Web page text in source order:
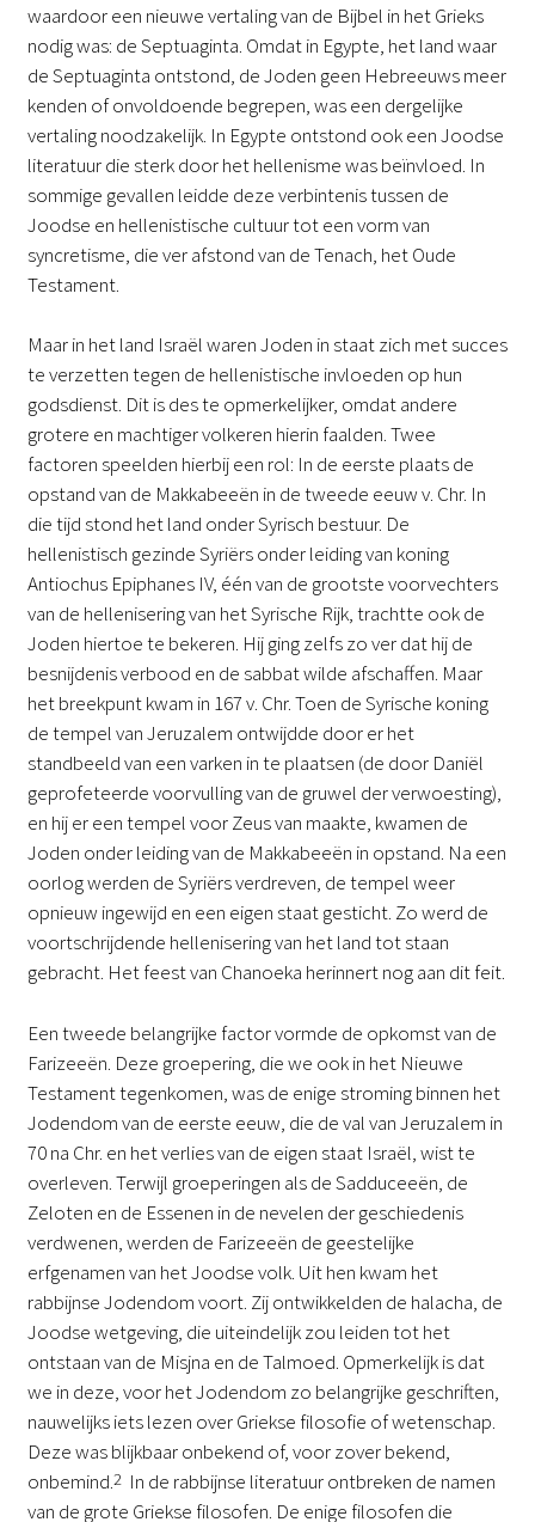
waardoor een nieuwe vertaling van de Bijbel in het Grieks
nodig was: de Septuaginta. Omdat in Egypte, het land waar
de Septuaginta ontstond, de Joden geen Hebreeuws meer
kenden of onvoldoende begrepen, was een dergelijke
vertaling noodzakelijk. In Egypte ontstond ook een Joodse
literatuur die sterk door het hellenisme was beïnvloed. In
sommige gevallen leidde deze verbintenis tussen de
Joodse en hellenistische cultuur tot een vorm van
syncretisme, die ver afstond van de Tenach, het Oude
Testament.
Maar in het land Israël waren Joden in staat zich met succes
te verzetten tegen de hellenistische invloeden op hun
godsdienst. Dit is des te opmerkelijker, omdat andere
grotere en machtiger volkeren hierin faalden. Twee
factoren speelden hierbij een rol: In de eerste plaats de
opstand van de Makkabeeën in de tweede eeuw v. Chr. In
die tijd stond het land onder Syrisch bestuur. De
hellenistisch gezinde Syriërs onder leiding van koning
Antiochus Epiphanes IV, één van de grootste voorvechters
van de hellenisering van het Syrische Rijk, trachtte ook de
Joden hiertoe te bekeren. Hij ging zelfs zo ver dat hij de
besnijdenis verbood en de sabbat wilde afschaffen. Maar
het breekpunt kwam in 167 v. Chr. Toen de Syrische koning
de tempel van Jeruzalem ontwijdde door er het
standbeeld van een varken in te plaatsen (de door Daniël
geprofeteerde voorvulling van de gruwel der verwoesting),
en hij er een tempel voor Zeus van maakte, kwamen de
Joden onder leiding van de Makkabeeën in opstand. Na een
oorlog werden de Syriërs verdreven, de tempel weer
opnieuw ingewijd en een eigen staat gesticht. Zo werd de
voortschrijdende hellenisering van het land tot staan
gebracht. Het feest van Chanoeka herinnert nog aan dit feit.
Een tweede belangrijke factor vormde de opkomst van de
Farizeeën. Deze groepering, die we ook in het Nieuwe
Testament tegenkomen, was de enige stroming binnen het
Jodendom van de eerste eeuw, die de val van Jeruzalem in
70 na Chr. en het verlies van de eigen staat Israël, wist te
overleven. Terwijl groeperingen als de Sadduceeën, de
Zeloten en de Essenen in de nevelen der geschiedenis
verdwenen, werden de Farizeeën de geestelijke
erfgenamen van het Joodse volk. Uit hen kwam het
rabbijnse Jodendom voort. Zij ontwikkelden de halacha, de
Joodse wetgeving, die uiteindelijk zou leiden tot het
ontstaan van de Misjna en de Talmoed. Opmerkelijk is dat
we in deze, voor het Jodendom zo belangrijke geschriften,
nauwelijks iets lezen over Griekse filosofie of wetenschap.
Deze was blijkbaar onbekend of, voor zover bekend,
onbemind.2In de rabbijnse literatuur ontbreken de namen
van de grote Griekse filosofen. De enige filosofen die